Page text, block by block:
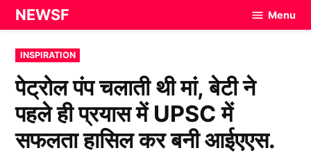
Skip
to
content
NEWSF Menu
POSTED
IN
INSPIRATION
पेट्रोल पंप चलाती थी मां, बेटी ने
पहले ही प्रयास में UPSC में
सफलता हासिल कर बनी आईएएस.